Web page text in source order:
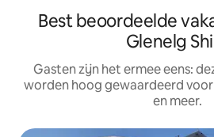
Best beoordeelde
Glenelg
Gasten zijn het ermee eens:
worden hoog gewaardeerd
en meer.